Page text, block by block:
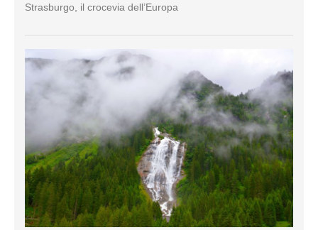
Strasburgo, il crocevia dell’Europa